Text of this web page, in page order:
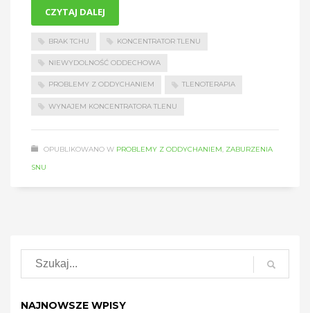
BRAK TCHU KONCENTRATOR TLENU
NIEWYDOLNOŚĆ ODDECHOWA
PROBLEMY Z ODDYCHANIEM TLENOTERAPIA
WYNAJEM KONCENTRATORA TLENU
CZYTAJ DALEJ
OPUBLIKOWANO W PROBLEMY Z ODDYCHANIEM, ZABURZENIA
SNU
NAJNOWSZE WPISY